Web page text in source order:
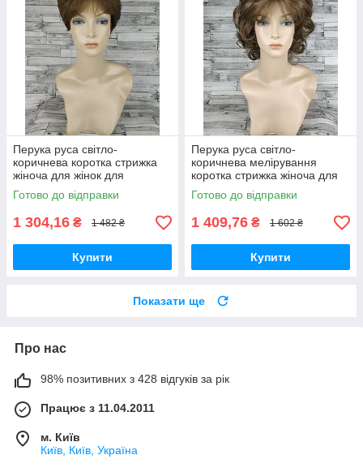
Перука руса світло-
коричнева коротка стрижка
жіноча для жінок для
щоденної носки Hivision
1651-12
Готово до відправки
1 304,16 ₴ 1 482 ₴
Купити
Перука руса світло-
коричнева мелірування
коротка стрижка жіноча для
жінок для щоденної носки
Hivision 1560а-14
Готово до відправки
1 409,76 ₴ 1 602 ₴
Купити
Показати ще
Про нас
98% позитивних з 428 відгуків за рік
Працює з 11.04.2011
м. Київ
Київ, Київ, Україна